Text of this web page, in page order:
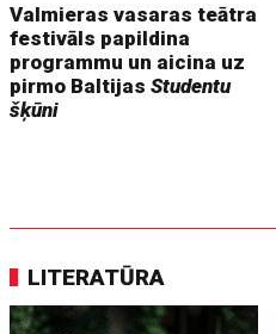
Valmieras vasaras teātra
festivāls papildina
programmu un aicina uz
pirmo BaltijasStudentu
šķūni
LITERATŪRA